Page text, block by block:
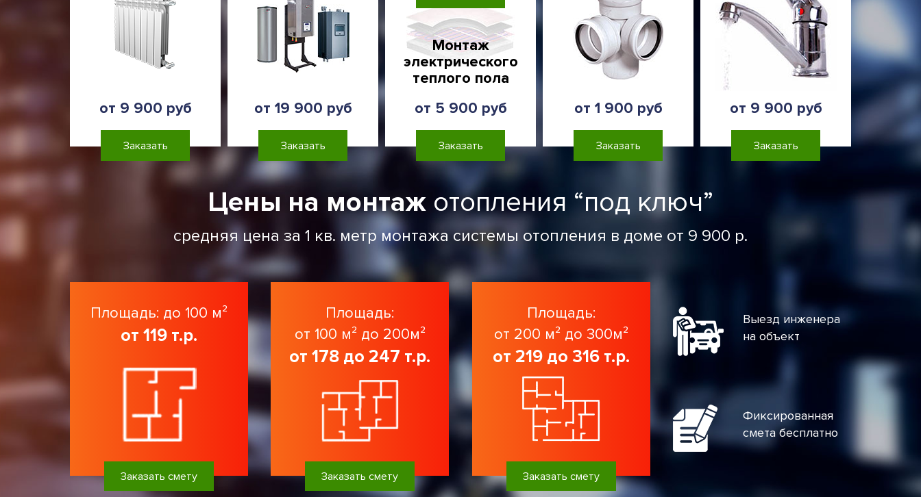
от 9 900 руб
Заказать
от 19 900 руб
Заказать
Монтаж
электрического
теплого пола
от 5 900 руб
Заказать
от 1 900 руб
Заказать
от 9 900 руб
Заказать
Цены на монтаж отопления “под ключ”
средняя цена за 1 кв. метр монтажа системы отопления в доме от 9 900 р.
Площадь: до 100 м²
от 119 т.р.
Заказать смету
Площадь:
от 100 м² до 200м²
от 178 до 247 т.р.
Заказать смету
Площадь:
от 200 м² до 300м²
от 219 до 316 т.р.
Заказать смету
Выезд инженера
на объект
Фиксированная
смета бесплатно